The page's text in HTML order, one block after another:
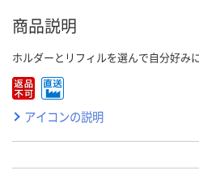
商品説明
ホルダーとリフィルを選んで自分好み
アイコンの説明